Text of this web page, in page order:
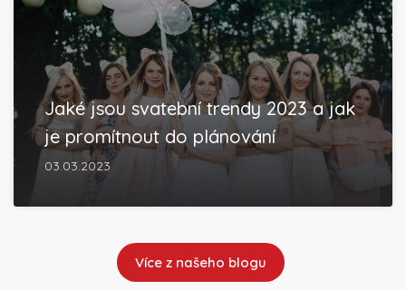
Jaké jsou svatební trendy 2023 a jak
je promítnout do plánování
03.03.2023
Více z našeho blogu